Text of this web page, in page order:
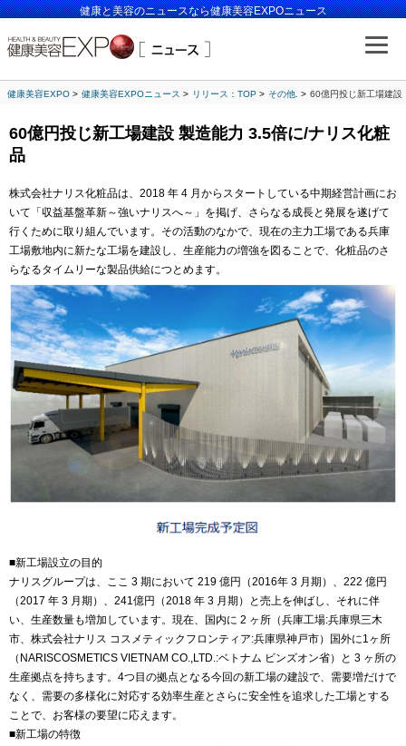
健康と美容のニュースなら健康美容EXPOニュース
健康美容EXPO 健康美容EXPOニュース リリース：TOP その他. 60億円投じ新工場建設
60億円投じ新工場建設 製造能力 3.5倍に/ナリス化粧
品
株式会社ナリス化粧品は、2018 年 4 月からスタートしている中期経営計画にお
いて「収益基盤革新～強いナリスへ～」を掲げ、さらなる成長と発展を遂げて
行くために取り組んでいます。その活動のなかで、現在の主力工場である兵庫
工場敷地内に新たな工場を建設し、生産能力の増強を図ることで、化粧品のさ
らなるタイムリーな製品供給につとめます。
■新工場設立の目的
ナリスグループは、ここ 3 期において 219 億円（2016年 3 月期）、222 億円
（2017 年 3 月期）、241億円（2018 年 3 月期）と売上を伸ばし、それに伴
い、生産数量も増加しています。現在、国内に 2 ヶ所（兵庫工場:兵庫県三木
市、株式会社ナリス コスメティックフロンティア:兵庫県神戸市）国外に1ヶ所
（NARISCOSMETICS VIETNAM CO.,LTD.:ベトナム ビンズオン省）と 3 ヶ所の
生産拠点を持ちます。4つ目の拠点となる今回の新工場の建設で、需要増だけで
なく、需要の多様化に対応する効率生産とさらに安全性を追求した工場とする
ことで、お客様の要望に応えます。
■新工場の特徴